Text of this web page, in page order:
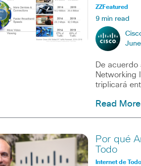
ZZFeatured
9 min read
De
Networking
triplicará
Read More
Por qué
Todo
Internet de Todo